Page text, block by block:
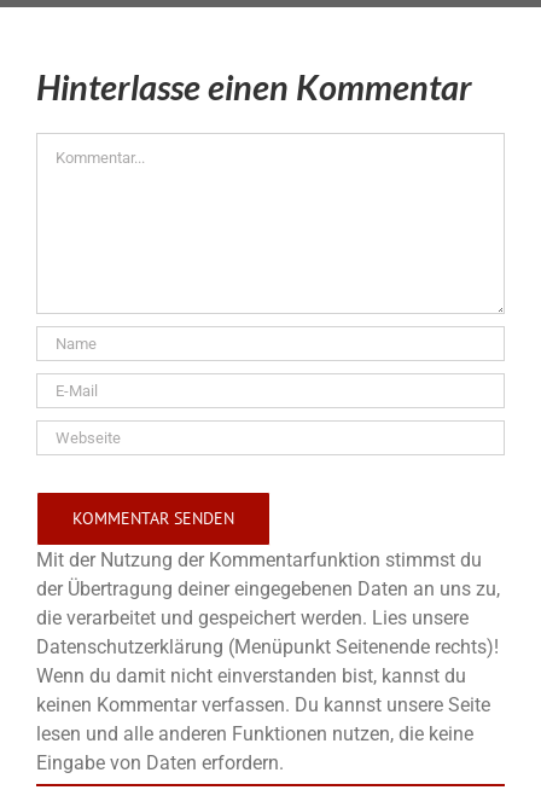
Hinterlasse einen Kommentar
Mit der Nutzung der Kommentarfunktion stimmst du
der Übertragung deiner eingegebenen Daten an uns zu,
die verarbeitet und gespeichert werden. Lies unsere
Datenschutzerklärung (Menüpunkt Seitenende rechts)!
Wenn du damit nicht einverstanden bist, kannst du
keinen Kommentar verfassen. Du kannst unsere Seite
lesen und alle anderen Funktionen nutzen, die keine
Eingabe von Daten erfordern.